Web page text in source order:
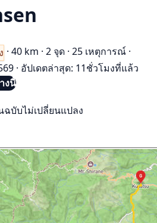
· 40 km · 2 จุด · 25 เหตุการณ์ ·
· อัปเดตล่าสุด: 11ชั่วโมงที่แล้ว
งนี้
บับไม่เปลี่ยนแปลง